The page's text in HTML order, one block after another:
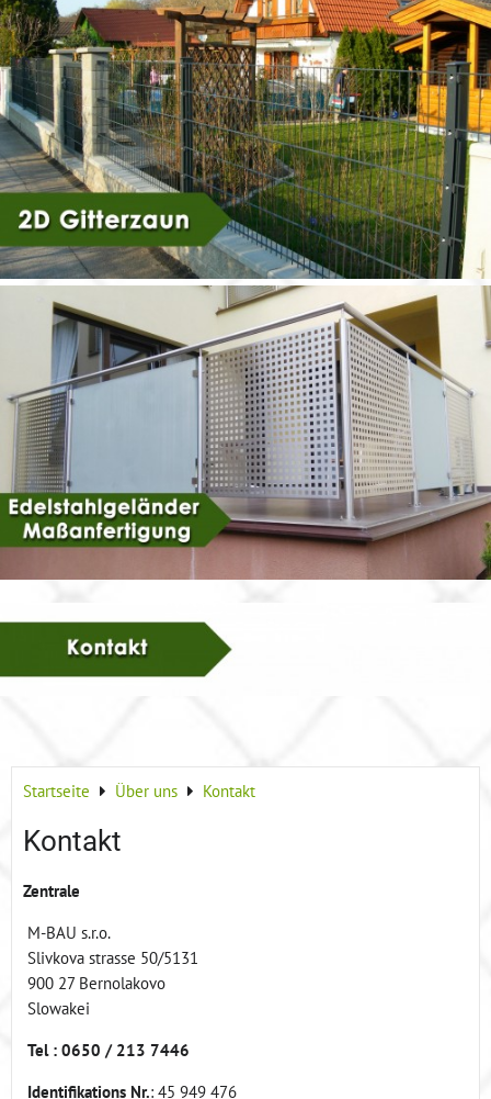
Startseite Über uns Kontakt
Kontakt
Zentrale
M-BAU s.r.o.
Slivkova strasse 50/5131
900 27 Bernolakovo
Slowakei
Tel : 0650 / 213 7446
Identifikations Nr.: 45 949 476